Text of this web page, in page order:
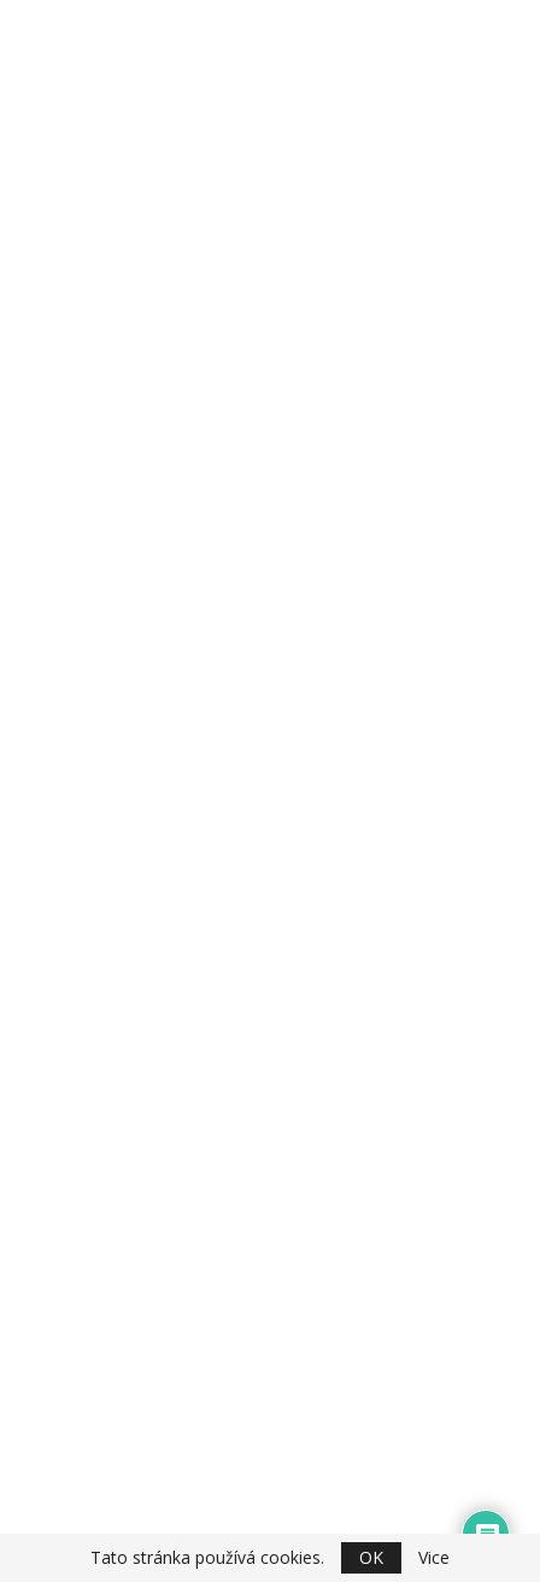
Tato stránka používá cookies. OK Vice